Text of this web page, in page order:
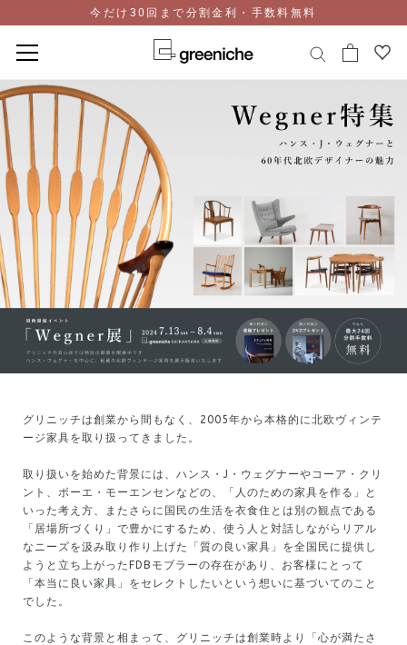
コ
ン
テ
ン
ツ
に
ス
ッ
プ
今だけ30回まで分割金利・手数料無料
グリニッチは創業から間もなく、2005年から本格的に北欧ヴィンテ
ージ家具を取り扱ってきました。
取り扱いを始めた背景には、ハンス・J・ウェグナーやコーア・クリ
ント、ボーエ・モーエンセンなどの、「人のための家具を作る」と
いった考え方、またさらに国民の生活を衣食住とは別の観点である
「居場所づくり」で豊かにするため、使う人と対話しながらリアル
なニーズを汲み取り作り上げた「質の良い家具」を全国民に提供し
ようと立ち上がったFDBモブラーの存在があり、お客様にとって
「本当に良い家具」をセレクトしたいという想いに基づいてのこと
でした。
このような背景と相まって、グリニッチは創業時より「⼼が満たさ